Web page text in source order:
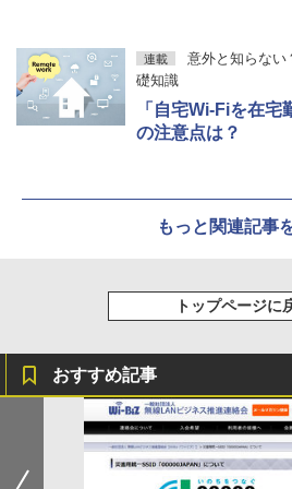
連載
意外と知らない
礎知識
「自宅Wi-Fiを在
の注意点は？
もっと関連記事
トップページに
おすすめ記事